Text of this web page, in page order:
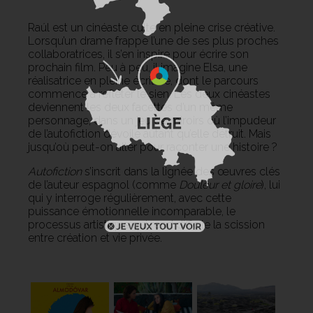
Raúl est un cinéaste culte en pleine crise créative.
Lorsqu’un drame frappe l’une de ses plus proches
collaboratrices, il s’en inspire pour écrire son
prochain film. Peu à peu, il imagine Elsa, une
réalisatrice en pleine écriture, dont le parcours
commence à refléter le sien. Les deux cinéastes
deviennent les deux facettes d’un même
personnage, dans un jeu de miroirs où l’impudeur
de l’autofiction dévoile autant qu’elle détruit. Mais
jusqu’où peut-on aller pour raconter une histoire ?
Autofictions’inscrit dans la lignée des œuvres clés
de l’auteur espagnol (comme Douleur et gloire), lui
qui y interroge régulièrement, avec cette
puissance émotionnelle incomparable, le
processus artistique qui rend difficile la scission
entre création et vie privée.